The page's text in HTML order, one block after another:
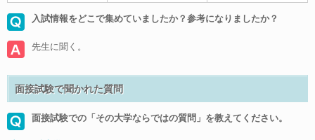
入試情報をどこで集めていましたか？参考になりましたか？
先生に聞く。
面接試験で聞かれた質問
面接試験での「その大学ならではの質問」を教えてください。